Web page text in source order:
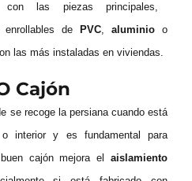
con las piezas principales,
enrollables de
PVC, aluminio o
las más instaladas en viviendas.
Cajón
se recoge la persiana cuando está
interior y es fundamental para
cajón mejora el aislamiento